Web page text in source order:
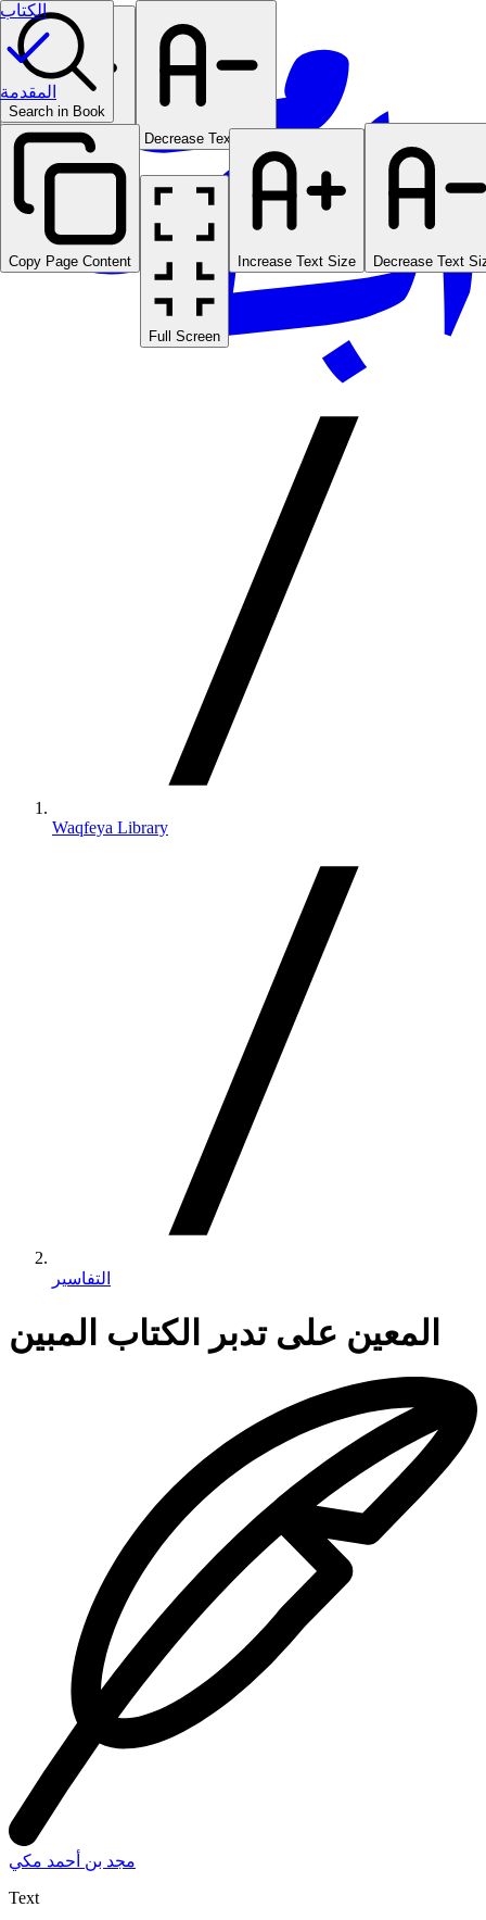
Waqfeya Library
التفاسير
المعين على تدبر الكتاب المبين
مجد بن أحمد مكي
Text
Increase Text Size Decrease Text Size
Search in Book
Copy Page Content
Full Screen
Increase Text Size Decrease Text
الكتاب
المقدمة